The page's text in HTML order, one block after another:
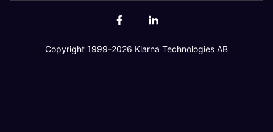
Copyright 1999-2026 Klarna Technologies AB